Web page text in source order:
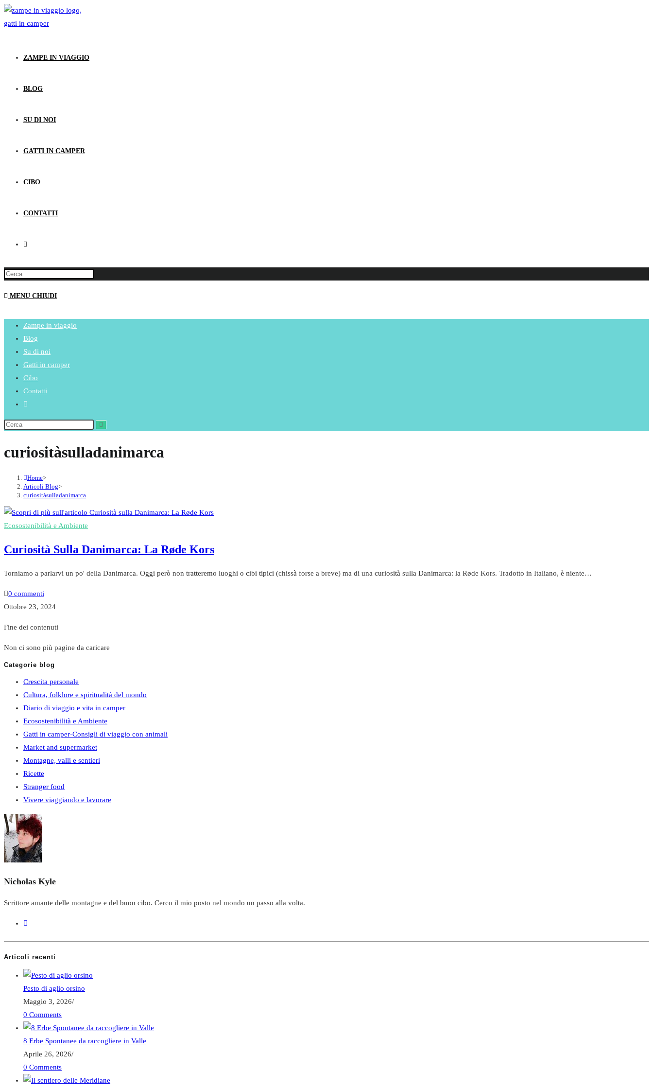
ZAMPE IN VIAGGIO
BLOG
SU DI NOI
GATTI IN CAMPER
CIBO
CONTATTI
MENU CHIUDI
Zampe in viaggio
Blog
Su di noi
Gatti in camper
Cibo
Contatti
curiositàsulladanimarca
Home>
Articoli Blog>
curiositàsulladanimarca
Ecosostenibilità e Ambiente
Curiosità Sulla Danimarca: La Røde Kors
Torniamo a parlarvi un po' della Danimarca. Oggi però non tratteremo luoghi o cibi tipici (chissà forse a breve) ma di una curiosità sulla Danimarca: la Røde Kors. Tradotto in Italiano, è niente…
0 commenti
Ottobre 23, 2024
Fine dei contenuti
Non ci sono più pagine da caricare
Categorie blog
Crescita personale
Cultura, folklore e spiritualità del mondo
Diario di viaggio e vita in camper
Ecosostenibilità e Ambiente
Gatti in camper-Consigli di viaggio con animali
Market and supermarket
Montagne, valli e sentieri
Ricette
Stranger food
Vivere viaggiando e lavorare
Nicholas Kyle
Scrittore amante delle montagne e del buon cibo. Cerco il mio posto nel mondo un passo alla volta.
Articoli recenti
Pesto di aglio orsino
Maggio 3, 2026/
0 Comments
8 Erbe Spontanee da raccogliere in Valle
Aprile 26, 2026/
0 Comments